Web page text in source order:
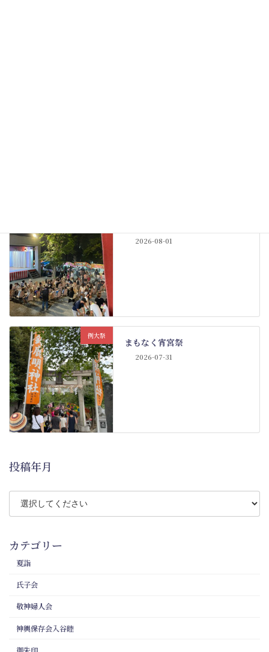
2026-08-01
例大祭
まもなく宵宮祭
2026-07-31
投稿年月
カテゴリー
夏詣
氏子会
敬神婦人会
神輿保存会入谷睦